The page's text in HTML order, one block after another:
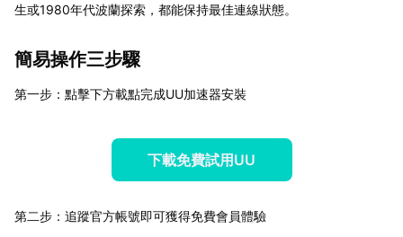
生或1980年代波蘭探索，都能保持最佳連線狀態。
簡易操作三步驟
第一步：點擊下方載點完成UU加速器安裝
下載免費試用UU
第二步：追蹤官方帳號即可獲得免費會員體驗